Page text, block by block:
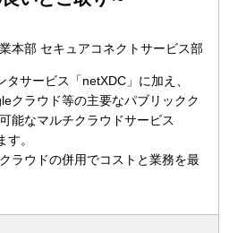
本部 セキュアコネクトサービス部
サービス「netXDC」に加え、
クラウド等の主要なパブリックク
能なマルチクラウドサービス
す。
ラウドの併用でコストと業務を最